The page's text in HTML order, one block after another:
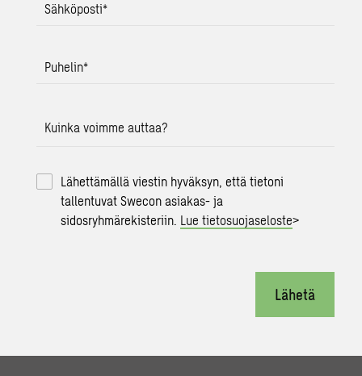
Sähköposti*
Puhelin*
Kuinka voimme auttaa?
Lähettämällä viestin hyväksyn, että tietoni
tallentuvat Swecon asiakas- ja
sidosryhmärekisteriin. Lue tietosuojaseloste>
Lähetä